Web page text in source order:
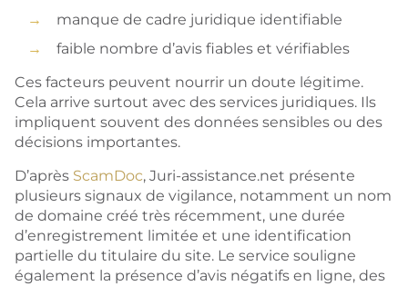
manque de cadre juridique identifiable
faible nombre d’avis fiables et vérifiables
Ces facteurs peuvent nourrir un doute légitime.
Cela arrive surtout avec des services juridiques. Ils
impliquent souvent des données sensibles ou des
décisions importantes.
D’après ScamDoc, Juri-assistance.net présente
plusieurs signaux de vigilance, notamment un nom
de domaine créé très récemment, une durée
d’enregistrement limitée et une identification
partielle du titulaire du site. Le service souligne
également la présence d’avis négatifs en ligne, des